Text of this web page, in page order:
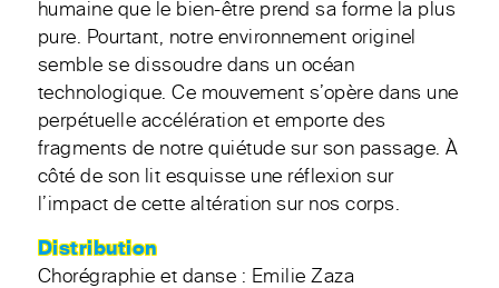
humaine que le bien-être prend sa forme la plus
pure. Pourtant, notre environnement originel
semble se dissoudre dans un océan
technologique. Ce mouvement s’opère dans une
perpétuelle accélération et emporte des
fragments de notre quiétude sur son passage. À
côté de son lit esquisse une réflexion sur
l’impact de cette altération sur nos corps.
Distribution
Chorégraphie et danse : Emilie Zaza